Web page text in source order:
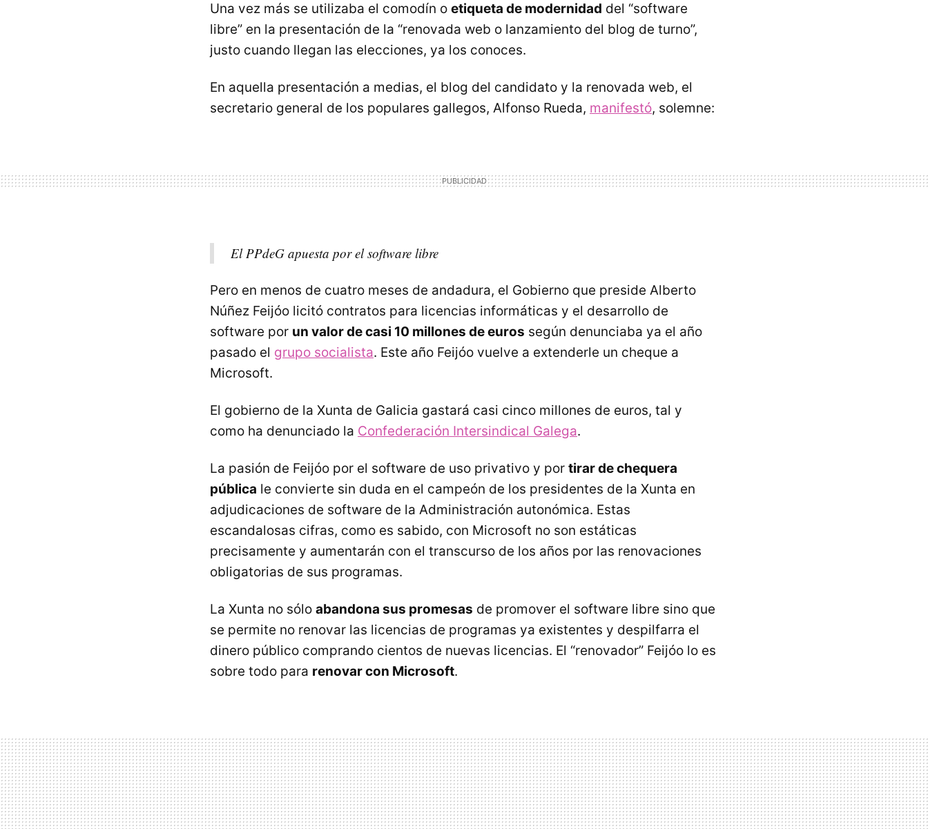
Una vez más se utilizaba el comodín o etiqueta de modernidad del “software
libre” en la presentación de la “renovada web o lanzamiento del blog de turno”,
justo cuando llegan las elecciones, ya los conoces.
En aquella presentación a medias, el blog del candidato y la renovada web, el
secretario general de los populares gallegos, Alfonso Rueda, manifestó, solemne:
El PPdeG apuesta por el software libre
Pero en menos de cuatro meses de andadura, el Gobierno que preside Alberto
Núñez Feijóo licitó contratos para licencias informáticas y el desarrollo de
software por un valor de casi 10 millones de euros según denunciaba ya el año
pasado el grupo socialista. Este año Feijóo vuelve a extenderle un cheque a
Microsoft.
El gobierno de la Xunta de Galicia gastará casi cinco millones de euros, tal y
como ha denunciado la Confederación Intersindical Galega.
La pasión de Feijóo por el software de uso privativo y por tirar de chequera
pública le convierte sin duda en el campeón de los presidentes de la Xunta en
adjudicaciones de software de la Administración autonómica. Estas
escandalosas cifras, como es sabido, con Microsoft no son estáticas
precisamente y aumentarán con el transcurso de los años por las renovaciones
obligatorias de sus programas.
La Xunta no sólo abandona sus promesas de promover el software libre sino que
se permite no renovar las licencias de programas ya existentes y despilfarra el
dinero público comprando cientos de nuevas licencias. El “renovador” Feijóo lo es
sobre todo para renovar con Microsoft.